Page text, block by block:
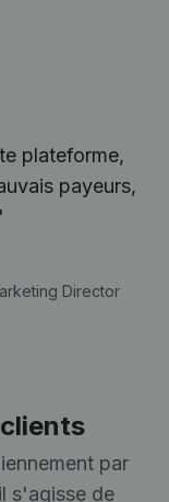
plateforme,
payeurs,
Director
par
s'agisse de